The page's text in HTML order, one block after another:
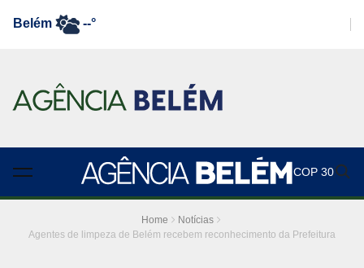
Belém --°
COP 30
Home
Notícias
Agentes de limpeza de Belém recebem reconhecimento da Prefeitura